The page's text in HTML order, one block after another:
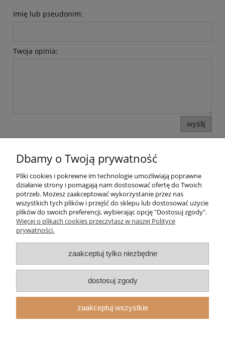
Imię lub pseudonim:
Twoja opinia:
wyślij
Pomoc
Moje konto
Strefa Klienta
Informacje
O nas
Dbamy o Twoją prywatność
Pliki cookies i pokrewne im technologie umożliwiają poprawne
działanie strony i pomagają nam dostosować ofertę do Twoich
potrzeb. Możesz zaakceptować wykorzystanie przez nas
wszystkich tych plików i przejść do sklepu lub dostosować użycie
plików do swoich preferencji, wybierając opcję "Dostosuj zgody".
Więcej o plikach cookies przeczytasz w naszej Polityce
prywatności.
zaakceptuj tylko niezbędne
dostosuj zgody
zaakceptuj wszystkie